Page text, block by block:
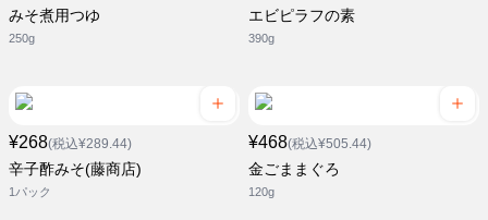
みそ煮用つゆ
250g
エビピラフの素
390g
¥268(税込¥289.44)
辛子酢みそ(藤商店)
1パック
¥468(税込¥505.44)
金ごままぐろ
120g